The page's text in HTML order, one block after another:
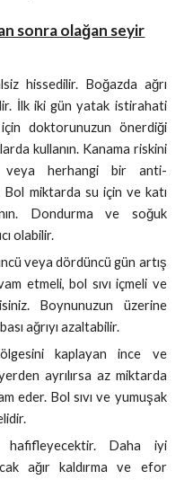
sonra olağan seyir
hissedilir. Boğazda ağrı
İlk iki gün yatak istirahati
doktorunuzun önerdiği
kullanın. Kanama riskini
veya herhangi bir anti-
Bol miktarda su için ve katı
Dondurma ve soğuk
olabilir.
veya dördüncü gün artış
etmeli, bol sıvı içmeli ve
Boynunuzun üzerine
ağrıyı azaltabilir.
kaplayan ince ve
ayrılırsa az miktarda
eder. Bol sıvı ve yumuşak
Daha iyi
ağır kaldırma ve efor